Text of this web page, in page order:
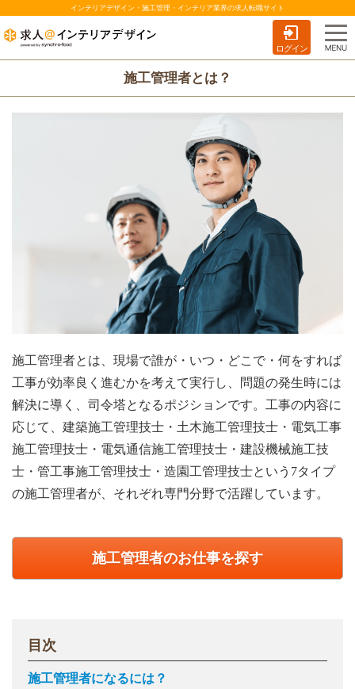
インテリアデザイン・施工管理・インテリア業界の求人転職サイト
ログイン
施工管理者とは？
施工管理者とは、現場で誰が・いつ・どこで・何をすれば
工事が効率良く進むかを考えて実行し、問題の発生時には
解決に導く、司令塔となるポジションです。工事の内容に
応じて、建築施工管理技士・土木施工管理技士・電気工事
施工管理技士・電気通信施工管理技士・建設機械施工技
士・管工事施工管理技士・造園工管理技士という7タイプ
の施工管理者が、それぞれ専門分野で活躍しています。
施工管理者のお仕事を探す
目次
施工管理者になるには？